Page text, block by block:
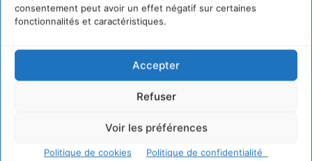
consentement peut avoir un effet négatif sur certaines
fonctionnalités et caractéristiques.
Accepter
Refuser
Voir les préférences
Politique de cookies Politique de confidentialité
https://cdurable.info
d'un nouveau départ vers un webmedia participatif
d'intérêt général, avec pour raison d'être de recenser
et partager les solutions utiles et durables pour agir
proposition de coopération mutuellement bénéfique
au service de la régénération du vivant.